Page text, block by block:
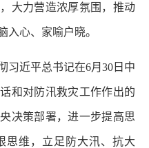
大力营造浓厚氛围，推动
入心、家喻户晓。
近平总书记在6月30日中
和对防汛救灾工作作出的
决策部署，进一步提高思
思维，立足防大汛、抗大